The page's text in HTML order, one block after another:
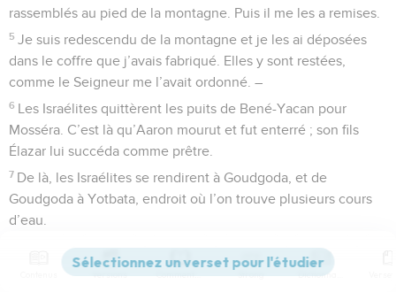
rassemblés au pied de la montagne. Puis il me les a remises.
5 Je suis redescendu de la montagne et je les ai déposées
dans le coffre que j’avais fabriqué. Elles y sont restées,
comme le Seigneur me l’avait ordonné. –
6 Les Israélites quittèrent les puits de Bené-Yacan pour
Mosséra. C’est là qu’Aaron mourut et fut enterré ; son fils
Élazar lui succéda comme prêtre.
7 De là, les Israélites se rendirent à Goudgoda, et de
Goudgoda à Yotbata, endroit où l’on trouve plusieurs cours
d’eau.
A cette époque, le Seigneur confia à la tribu de Lévi les
tâches particulières suivantes : porter le coffre de l’alliance
Versions Commentaires Strong